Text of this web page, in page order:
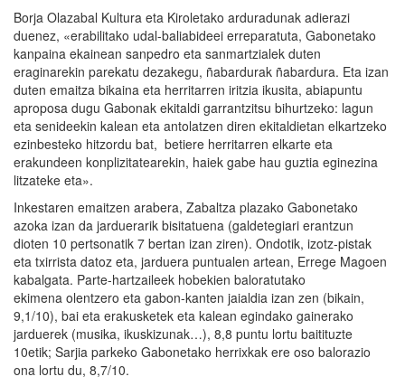
Borja Olazabal Kultura eta Kiroletako arduradunak adierazi
duenez, «erabilitako udal-baliabideei erreparatuta, Gabonetako
kanpaina ekainean sanpedro eta sanmartzialek duten
eraginarekin parekatu dezakegu, ñabardurak ñabardura. Eta izan
duten emaitza bikaina eta herritarren iritzia ikusita, abiapuntu
aproposa dugu Gabonak ekitaldi garrantzitsu bihurtzeko: lagun
eta senideekin kalean eta antolatzen diren ekitaldietan elkartzeko
ezinbesteko hitzordu bat, betiere herritarren elkarte eta
erakundeen konplizitatearekin, haiek gabe hau guztia eginezina
litzateke eta».
Inkestaren emaitzen arabera, Zabaltza plazako Gabonetako
azoka izan da jarduerarik bisitatuena (galdetegiari erantzun
dioten 10 pertsonatik 7 bertan izan ziren). Ondotik, izotz-pistak
eta txirrista datoz eta, jarduera puntualen artean, Errege Magoen
kabalgata. Parte-hartzaileek hobekien baloratutako
ekimena olentzero eta gabon-kanten jaialdia izan zen (bikain,
9,1/10), bai eta erakusketek eta kalean egindako gainerako
jarduerek (musika, ikuskizunak…), 8,8 puntu lortu baitituzte
10etik; Sarjia parkeko Gabonetako herrixkak ere oso balorazio
ona lortu du, 8,7/10.